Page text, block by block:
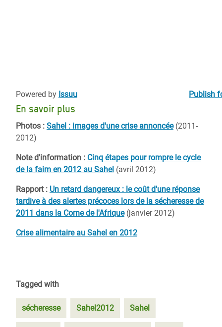
Powered by Issuu Publish
En savoir plus
Photos : Sahel : images d'une crise annoncée(2011-
2012)
Note d'information : Cinq étapes pour rompre le cycle
de la faim en 2012 au Sahel (avril 2012)
Rapport : Un retard dangereux : le coût d'une réponse
tardive à des alertes précoces lors de la sécheresse de
2011 dans la Corne de l'Afrique(janvier 2012)
Crise alimentaire au Sahel en 2012
Tagged with
sécheresse Sahel2012 Sahel